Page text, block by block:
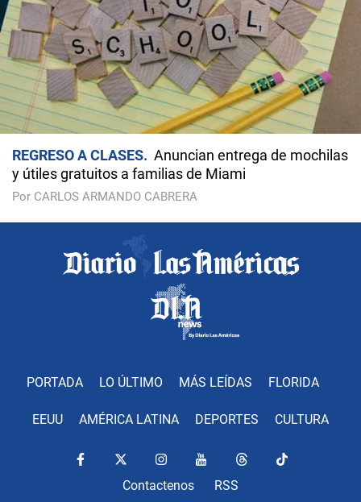
REGRESO A CLASES
Anuncian entrega de mochilas
y útiles gratuitos a familias de Miami
Por CARLOS ARMANDO CABRERA
PORTADA LO ÚLTIMO MÁS LEÍDAS FLORIDA
EEUU AMÉRICA LATINA DEPORTES CULTURA
Contactenos RSS